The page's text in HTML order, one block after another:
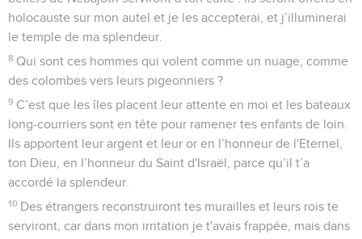
holocauste sur mon autel et je les accepterai, et j’illuminerai
le temple de ma splendeur.
8 Qui sont ces hommes qui volent comme un nuage, comme
des colombes vers leurs pigeonniers ?
9 C’est que les îles placent leur attente en moi et les bateaux
long-courriers sont en tête pour ramener tes enfants de loin.
Ils apportent leur argent et leur or en l’honneur de l'Eternel,
ton Dieu, en l’honneur du Saint d'Israël, parce qu’il t’a
accordé la splendeur.
10 Des étrangers reconstruiront tes murailles et leurs rois te
serviront, car dans mon irritation je t'avais frappée, mais dans